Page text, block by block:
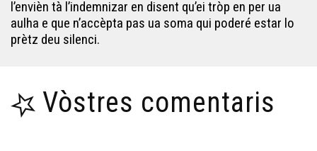
Sébastien Péjou, jornalista e païsan
Dictada occitana a l'escòla
l’envièn tà l’indemnizar en disent qu’ei tròp en per ua
aulha e que n’accèpta pas ua soma qui poderé estar lo
prètz deu silenci.
Vòstres comentaris